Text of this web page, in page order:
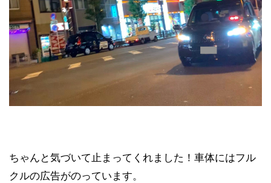
ちゃんと気づいて止まってくれました！車体にはフル
クルの広告がのっています。